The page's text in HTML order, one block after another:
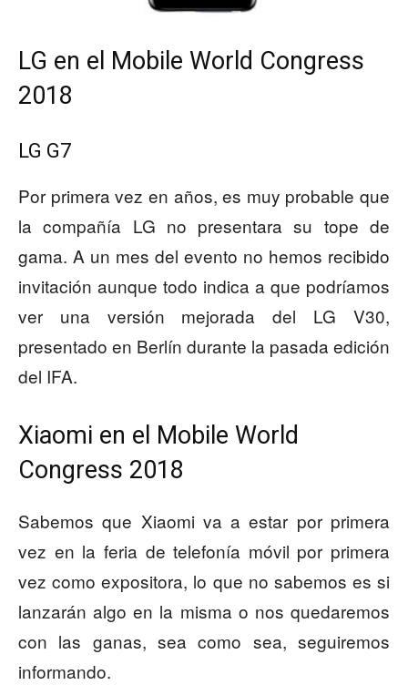
LG en el Mobile World Congress
2018
LG G7
Por primera vez en años, es muy probable que
la compañía LG no presentara su tope de
gama. A un mes del evento no hemos recibido
invitación aunque todo indica a que podríamos
ver una versión mejorada del LG V30,
presentado en Berlín durante la pasada edición
del IFA.
Xiaomi en el Mobile World
Congress 2018
Sabemos que Xiaomi va a estar por primera
vez en la feria de telefonía móvil por primera
vez como expositora, lo que no sabemos es si
lanzarán algo en la misma o nos quedaremos
con las ganas, sea como sea, seguiremos
informando.